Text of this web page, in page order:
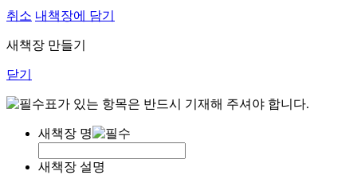
취소 내책장에 담기
새책장 만들기
닫기
표가 있는 항목은 반드시 기재해 주셔야 합니다.
새책장 명
새책장 설명